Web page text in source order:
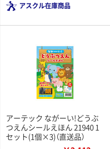
アスクル在庫商品
アーテック ながーい!どうぶ
つえんシールえほん 21940 1
セット(1個×3)（直送品）